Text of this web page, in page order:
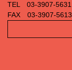
TEL 03‐3907‐5631
FAX 03‐3907‐5613